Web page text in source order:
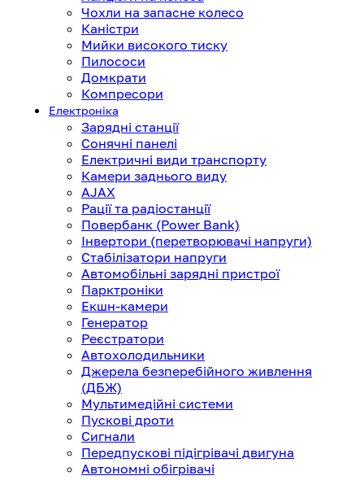
Чохли на запасне колесо
Каністри
Мийки високого тиску
Пилососи
Домкрати
Компресори
Електроніка
Зарядні станції
Сонячні панелі
Електричні види транспорту
Камери заднього виду
AJAX
Рації та радіостанції
Повербанк (Power Bank)
Інвертори (перетворювачі напруги)
Стабілізатори напруги
Автомобільні зарядні пристрої
Парктроніки
Екшн-камери
Генератор
Реєстратори
Автохолодильники
Джерела безперебійного живлення
(ДБЖ)
Мультимедійні системи
Пускові дроти
Сигнали
Передпускові підігрівачі двигуна
Автономні обігрівачі